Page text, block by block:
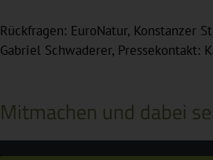
Rückfragen: EuroNatur, Konstanzer
Gabriel Schwaderer, Pressekontakt:
Mitmachen und dabei